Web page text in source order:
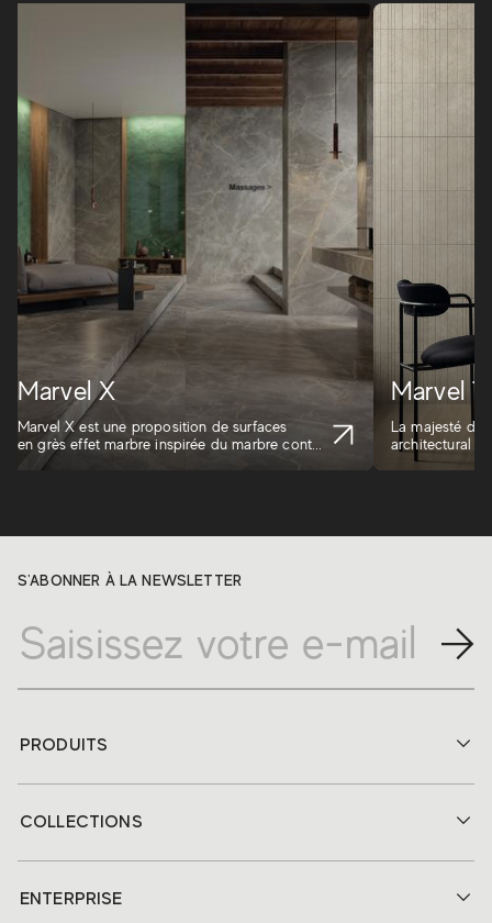
Marvel X
Marvel X est une proposition de surfaces
en grès effet marbre inspirée du marbre cont...
Marvel
La majesté du
architectural
S'ABONNER À LA NEWSLETTER
PRODUITS
COLLECTIONS
ENTERPRISE